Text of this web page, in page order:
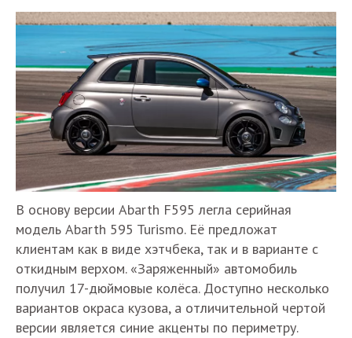
В основу версии Abarth F595 легла серийная
модель Abarth 595 Turismo. Её предложат
клиентам как в виде хэтчбека, так и в варианте с
откидным верхом. «Заряженный» автомобиль
получил 17-дюймовые колёса. Доступно несколько
вариантов окраса кузова, а отличительной чертой
версии является синие акценты по периметру.